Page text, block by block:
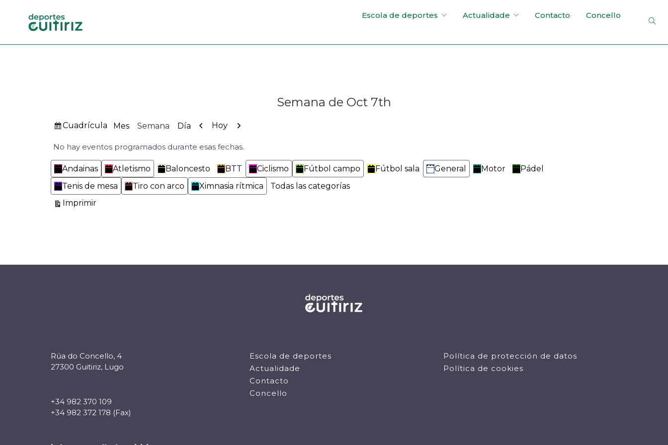
Escola de deportes Actualidade Contacto Concello
Semana de Oct 7th
Ver
Cuadrícula Mes Semana Día Anterior
Hoy Siguiente
No hay eventos programados durante esas fechas.
Categorías
Andainas Atletismo Baloncesto BTT Ciclismo Fútbol campo Fútbol sala General Motor
Pádel
Tenis de mesa
Tiro con arco Ximnasia rítmica
Todas las categorías
ImprimirVistas
Rúa do Concello, 4
27300 Guitiriz, Lugo
+34 982 370 109
+34 982 372 178 (Fax)
Escola de deportes
Actualidade
Contacto
Concello
Política de protección de datos
Política de cookies